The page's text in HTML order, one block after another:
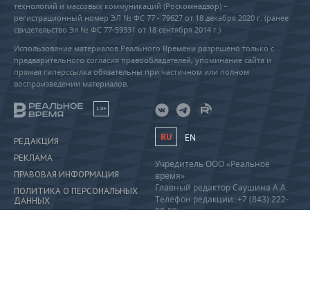
технологий и массовых коммуникаций (Роскомнадзор) –
регистрационный номер ЭЛ № ФС 77 - 79627 от 18 декабря 2020 г. (ранее
свидетельство Эл № ФС 77-59331 от 18 сентября 2014 г.)
Использование материалов Реального Времени разрешено только с
предварительного согласия правообладателей, упоминание сайта и
прямая гиперссылка обязательны при частичном или полном
воспроизведении материалов.
18+
РЕДАКЦИЯ
РЕКЛАМА
ПРАВОВАЯ ИНФОРМАЦИЯ
ПОЛИТИКА О ПЕРСОНАЛЬНЫХ
ДАННЫХ
RU EN
Учредитель ООО «Реальное
время»
Главный редактор Саушина А.А.
Телефон редакции: +7 (843) 222-
90-80